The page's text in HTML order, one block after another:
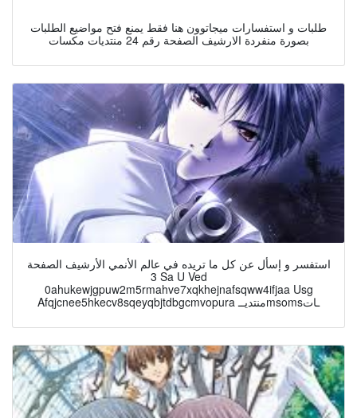
طلبات و استفسارات ميجاتوون هنا فقط يمنع فتح مواضيع الطلبات
بصورة منفردة الارشيف الصفحة رقم 24 منتديات مكسات
استفسر و إسأل عن كل ما تريده في عالم الأنمي الأرشيف الصفحة
3 Sa U Ved
0ahukewjgpuw2m5rmahve7xqkhejnafsqww4ifjaa Usg
Afqjcnee5hkecv8sqeyqbjtdbgcmvopura منتديــmsomsـات